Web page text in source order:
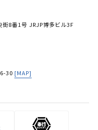
8番1号 JRJP博多ビル3F
30 [MAP]